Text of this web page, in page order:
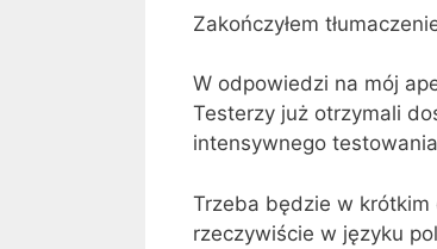
Zakończyłem
W odpowiedzi na mój
Testerzy już otrzymali
intensywnego
Trzeba będzie w krótkim
rzeczywiście w języku